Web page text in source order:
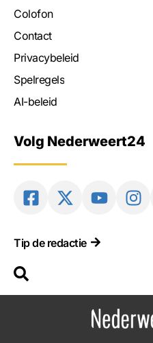
Colofon
Contact
Privacybeleid
Spelregels
AI-beleid
Volg Nederweert24
Tip de redactie